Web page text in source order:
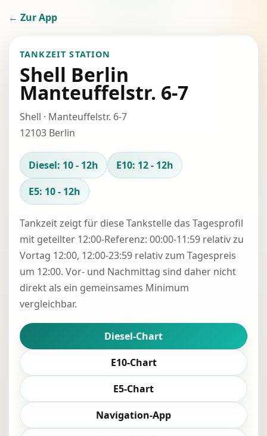
← Zur App
TANKZEIT STATION
Shell Berlin
Manteuffelstr. 6-7
Shell · Manteuffelstr. 6-7
12103 Berlin
Diesel: 10 - 12h
E10: 12 - 12h
E5: 10 - 12h
Tankzeit zeigt für diese Tankstelle das Tagesprofil
mit geteilter 12:00-Referenz: 00:00-11:59 relativ zu
Vortag 12:00, 12:00-23:59 relativ zum Tagespreis
um 12:00. Vor- und Nachmittag sind daher nicht
direkt als ein gemeinsames Minimum
vergleichbar.
Diesel-Chart
E10-Chart
E5-Chart
Navigation-App